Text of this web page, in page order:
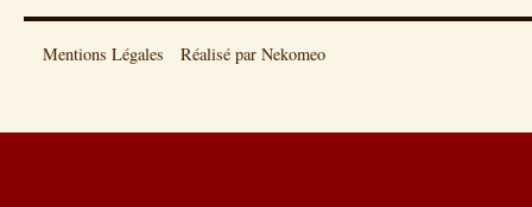
Mentions Légales Réalisé par Nekomeo